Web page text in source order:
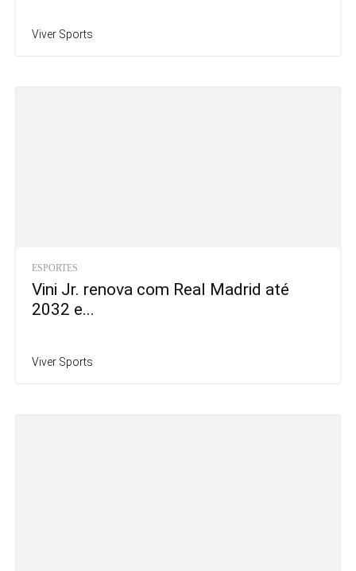
Viver Sports
ESPORTES
Vini Jr. renova com Real Madrid até
2032 e...
Viver Sports